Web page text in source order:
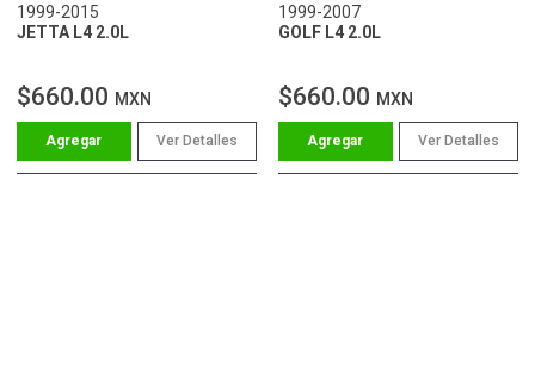
1999-2015
JETTA L4 2.0L
$660.00 MXN
Ver Detalles
1999-2007
GOLF L4 2.0L
$660.00 MXN
Ver Detalles